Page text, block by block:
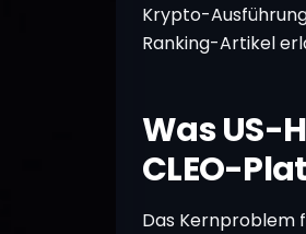
Krypto-
Ranking-Artikel
Was US-
CLEO-
Das Kernproblem